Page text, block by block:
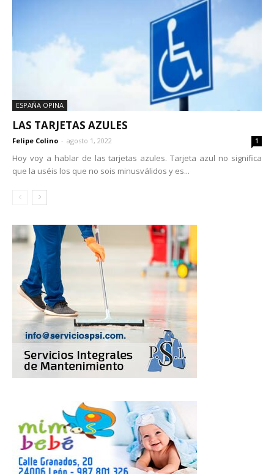
ESPAÑA OPINA
LAS TARJETAS AZULES
Felipe Colino - agosto 1, 2022 1
Hoy voy a hablar de las tarjetas azules. Tarjeta azul no significa
que la uséis los que no sois minusválidos y es...